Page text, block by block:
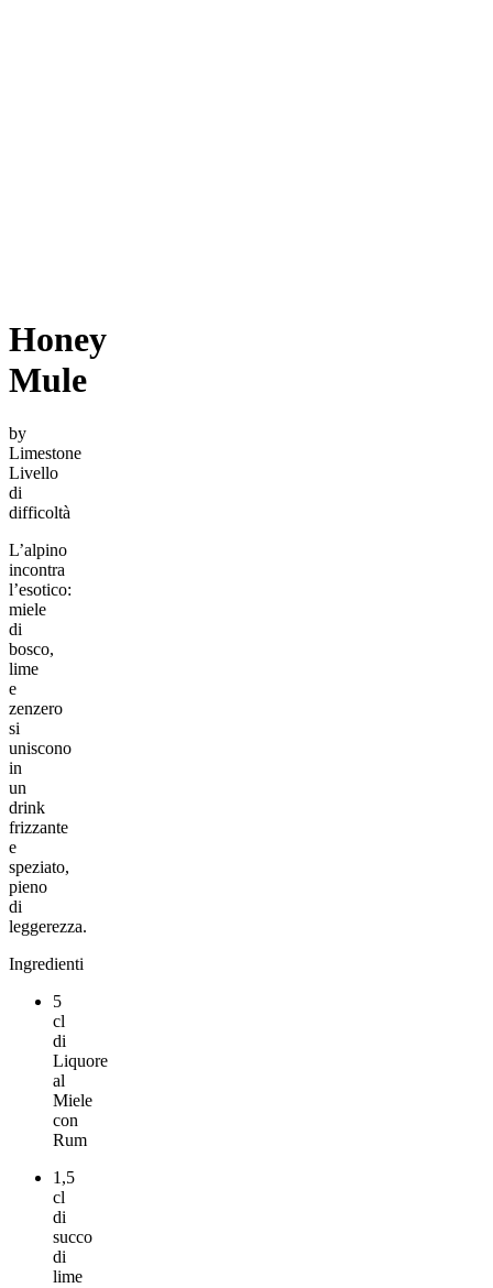
Honey
Mule
by
Limestone
Livello
di
difficoltà
L’alpino
incontra
l’esotico:
miele
di
bosco,
lime
e
zenzero
si
uniscono
in
un
drink
frizzante
e
speziato,
pieno
di
leggerezza.
Ingredienti
5
cl
di
Liquore
al
Miele
con
Rum
1,5
cl
di
succo
di
lime